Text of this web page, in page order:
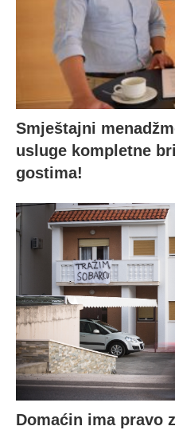
Smještajni
usluge kompletne
gostima!
Domaćin ima pravo